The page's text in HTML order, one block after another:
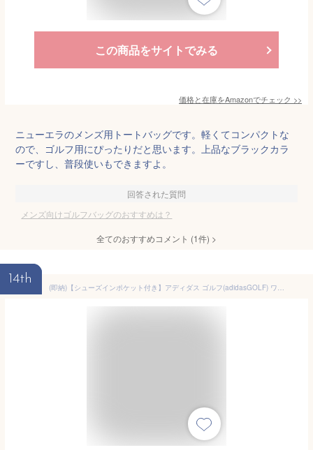
この商品をサイトでみる
価格と在庫をAmazonでチェック >>
ニューエラのメンズ用トートバッグです。軽くてコンパクトな
ので、ゴルフ用にぴったりだと思います。上品なブラックカラ
ーですし、普段使いもできますよ。
回答された質問
メンズ向けゴルフバッグのおすすめは？
全てのおすすめコメント (1件) >
14th
(即納)【シューズインポケット付き】アディダス ゴルフ(adidasGOLF) ワーディング ダッフルバッグ CU017 メンズ 2026年秋冬継続モデル